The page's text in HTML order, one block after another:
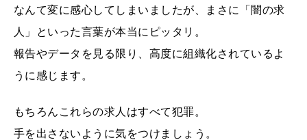
なんて変に感心してしまいましたが、まさに「闇の求
人」といった言葉が本当にピッタリ。
報告やデータを見る限り、高度に組織化されているよ
うに感じます。
もちろんこれらの求人はすべて犯罪。
手を出さないように気をつけましょう。